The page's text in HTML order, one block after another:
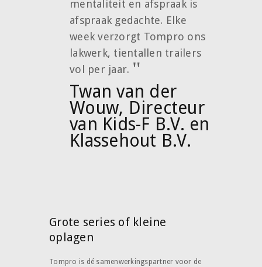
mentaliteit en afspraak is
afspraak gedachte. Elke
week verzorgt Tompro ons
lakwerk, tientallen trailers
vol per jaar.
Twan van der
Wouw, Directeur
van Kids-F B.V. en
Klassehout B.V.
Grote series of kleine
oplagen
Tompro is dé samenwerkingspartner voor de